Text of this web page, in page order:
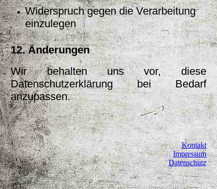
Widerspruch gegen die Verarbeitung
einzulegen
12. Änderungen
Wir behalten uns vor, diese
Datenschutzerklärung bei Bedarf
anzupassen.
Kontakt
Impressum
Datenschutz